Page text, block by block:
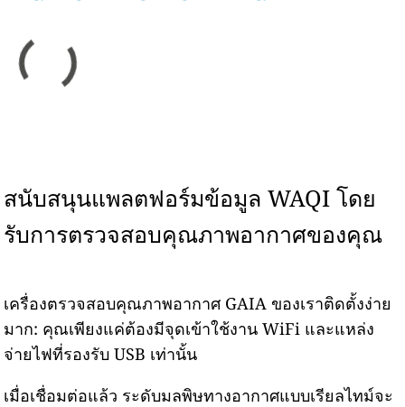
สนับสนุนแพลตฟอร์มข้อมูล WAQI โดย
รับการตรวจสอบคุณภาพอากาศของคุณ
เครื่องตรวจสอบคุณภาพอากาศ GAIA ของเราติดตั้งง่าย
มาก: คุณเพียงแค่ต้องมีจุดเข้าใช้งาน WiFi และแหล่ง
จ่ายไฟที่รองรับ USB เท่านั้น
เมื่อเชื่อมต่อแล้ว ระดับมลพิษทางอากาศแบบเรียลไทม์จะ